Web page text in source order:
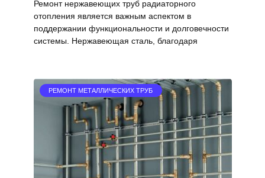
Ремонт нержавеющих труб радиаторного
отопления является важным аспектом в
поддержании функциональности и долговечности
системы. Нержавеющая сталь, благодаря
РЕМОНТ МЕТАЛЛИЧЕСКИХ ТРУБ